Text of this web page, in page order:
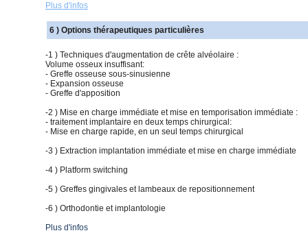
Plus d'infos
6 ) Options thérapeutiques particulières
-1 ) Techniques d'augmentation de crête alvéolaire :
Volume osseux insuffisant:
- Greffe osseuse sous-sinusienne
- Expansion osseuse
- Greffe d'apposition
-2 ) Mise en charge immédiate et mise en temporisation immédiate :
- traitement implantaire en deux temps chirurgical:
- Mise en charge rapide, en un seul temps chirurgical
-3 ) Extraction implantation immédiate et mise en charge immédiate
-4 ) Platform switching
-5 ) Greffes gingivales et lambeaux de repositionnement
-6 ) Orthodontie et implantologie
Plus d'infos